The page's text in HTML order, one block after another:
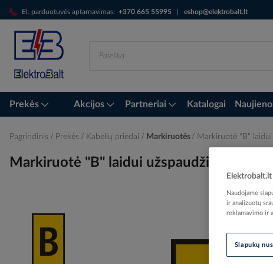
El. parduotuvės aptarnavimas: +370 665 55995 eshop@elektrobalt.lt
Skip
to
Content
Prekės Akcijos Partneriai Katalogai
Pagrindinis Prekės Kabelių priedai Markiruotės Markiruotė "B"
Markiruotė "B" laidui užspaudžiama 0.5-
Skip
Naudojame
ir analizuotų
reklamavimo ir
Slapukų